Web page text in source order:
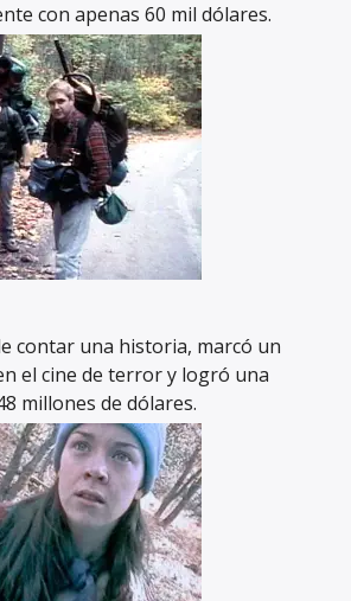
con apenas 60 mil dólares.
contar una historia, marcó un
el cine de terror y logró una
millones de dólares.